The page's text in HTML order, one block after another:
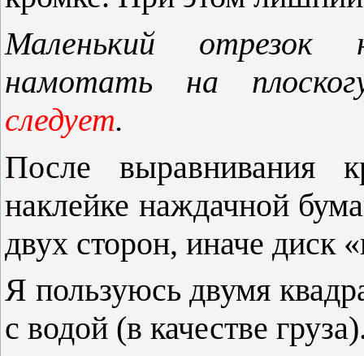
Маленький отрезок
намотать на
следует.
После выравнивания
наклейке наждачной
двух сторон, иначе диск
Я пользуюсь двумя
с водой (в качестве